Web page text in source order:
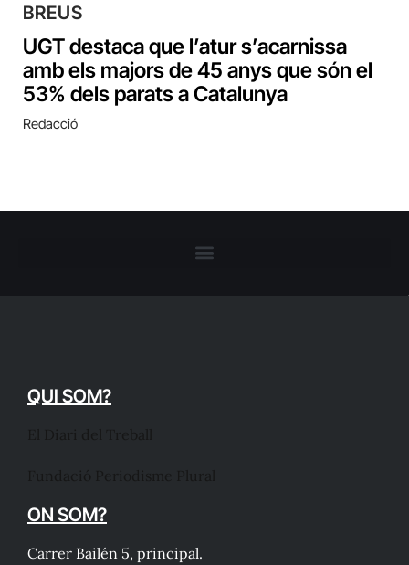
BREUS
UGT destaca que l’atur s’acarnissa
amb els majors de 45 anys que són el
53% dels parats a Catalunya
Redacció
QUI SOM?
ON SOM?
Carrer Bailén 5, principal.